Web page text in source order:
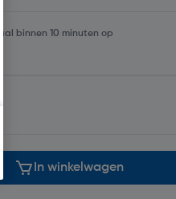
binnen 10 minuten op
In winkelwagen